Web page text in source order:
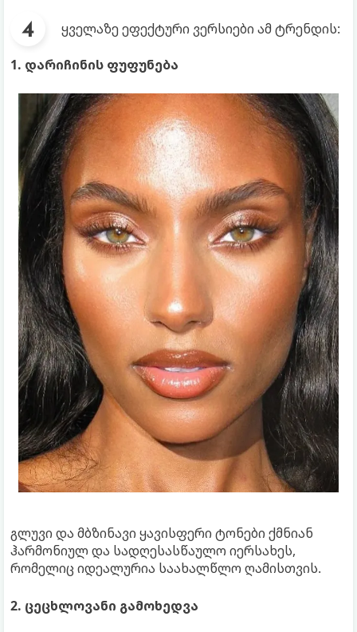
ყველაზე ეფექტური ვერსიები ამ ტრენდის:
1. დარიჩინის ფუფუნება
გლუვი და მბზინავი ყავისფერი ტონები ქმნიან
ჰარმონიულ და სადღესასწაულო იერსახეს,
რომელიც იდეალურია საახალწლო ღამისთვის.
2. ცეცხლოვანი გამოხედვა